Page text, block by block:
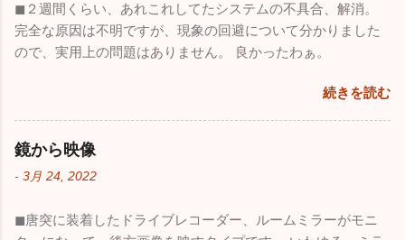
◼︎２週間くらい、あれこれしてたシステムの不具合、解消。
完全な原因は不明ですが、現象の回避について分かりました
ので、実用上の問題はありません。 良かったわぁ。
続きを読む
鏡から映像
- 3月 24, 2022
◼︎唐突に装着したドライブレコーダー、ルームミラーがモニ